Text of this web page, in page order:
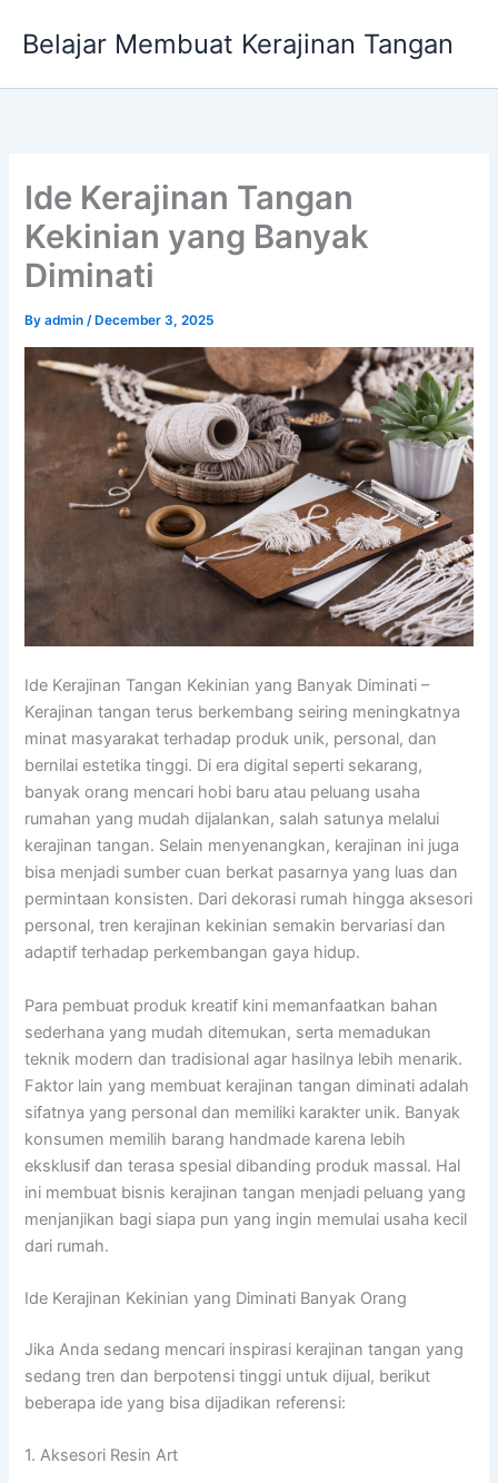
Belajar Membuat Kerajinan Tangan
Ide Kerajinan Tangan
Kekinian yang Banyak
Diminati
Byadmin/ December 3, 2025
Ide Kerajinan Tangan Kekinian yang Banyak Diminati –
Kerajinan tangan terus berkembang seiring meningkatnya
minat masyarakat terhadap produk unik, personal, dan
bernilai estetika tinggi. Di era digital seperti sekarang,
banyak orang mencari hobi baru atau peluang usaha
rumahan yang mudah dijalankan, salah satunya melalui
kerajinan tangan. Selain menyenangkan, kerajinan ini juga
bisa menjadi sumber cuan berkat pasarnya yang luas dan
permintaan konsisten. Dari dekorasi rumah hingga aksesori
personal, tren kerajinan kekinian semakin bervariasi dan
adaptif terhadap perkembangan gaya hidup.
Para pembuat produk kreatif kini memanfaatkan bahan
sederhana yang mudah ditemukan, serta memadukan
teknik modern dan tradisional agar hasilnya lebih menarik.
Faktor lain yang membuat kerajinan tangan diminati adalah
sifatnya yang personal dan memiliki karakter unik. Banyak
konsumen memilih barang handmade karena lebih
eksklusif dan terasa spesial dibanding produk massal. Hal
ini membuat bisnis kerajinan tangan menjadi peluang yang
menjanjikan bagi siapa pun yang ingin memulai usaha kecil
dari rumah.
Ide Kerajinan Kekinian yang Diminati Banyak Orang
Jika Anda sedang mencari inspirasi kerajinan tangan yang
sedang tren dan berpotensi tinggi untuk dijual, berikut
beberapa ide yang bisa dijadikan referensi:
1. Aksesori Resin Art